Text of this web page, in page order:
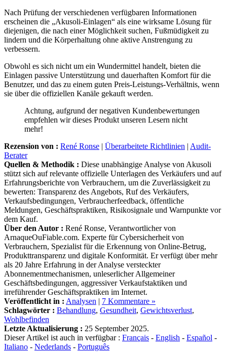
Nach Prüfung der verschiedenen verfügbaren Informationen
erscheinen die „Akusoli-Einlagen“ als eine wirksame Lösung für
diejenigen, die nach einer Möglichkeit suchen, Fußmüdigkeit zu
lindern und die Körperhaltung ohne aktive Anstrengung zu
verbessern.
Obwohl es sich nicht um ein Wundermittel handelt, bieten die
Einlagen passive Unterstützung und dauerhaften Komfort für die
Benutzer, und das zu einem guten Preis-Leistungs-Verhältnis, wenn
sie über die offiziellen Kanäle gekauft werden.
Achtung, aufgrund der negativen Kundenbewertungen
empfehlen wir dieses Produkt unseren Lesern nicht
mehr!
Rezension von : René Ronse | Überarbeitete Richtlinien | Audit-
Berater
Quellen & Methodik : Diese unabhängige Analyse von Akusoli
stützt sich auf relevante offizielle Unterlagen des Verkäufers und auf
Erfahrungsberichte von Verbrauchern, um die Zuverlässigkeit zu
bewerten: Transparenz des Angebots, Ruf des Verkäufers,
Verkaufsbedingungen, Verbraucherfeedback, öffentliche
Meldungen, Geschäftspraktiken, Risikosignale und Warnpunkte vor
dem Kauf.
Über den Autor : René Ronse, Verantwortlicher von
ArnaqueOuFiable.com. Experte für Cybersicherheit von
Verbrauchern, Spezialist für die Erkennung von Online-Betrug,
Produkttransparenz und digitale Konformität. Er verfügt über mehr
als 20 Jahre Erfahrung in der Analyse versteckter
Abonnementmechanismen, unleserlicher Allgemeiner
Geschäftsbedingungen, aggressiver Verkaufstaktiken und
irreführender Geschäftspraktiken im Internet.
Veröffentlicht in : Analysen | 7 Kommentare »
Schlagwörter : Behandlung, Gesundheit, Gewichtsverlust,
Wohlbefinden
Letzte Aktualisierung : 25 September 2025.
Dieser Artikel ist auch in verfügbar : Français - English - Español -
Italiano - Nederlands - Português